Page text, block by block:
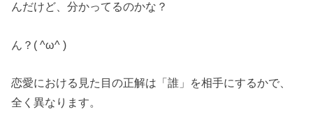
んだけど、分かってるのかな？
ん？( ^ω^ )
恋愛における見た目の正解は「誰」を相手にするかで、
全く異なります。